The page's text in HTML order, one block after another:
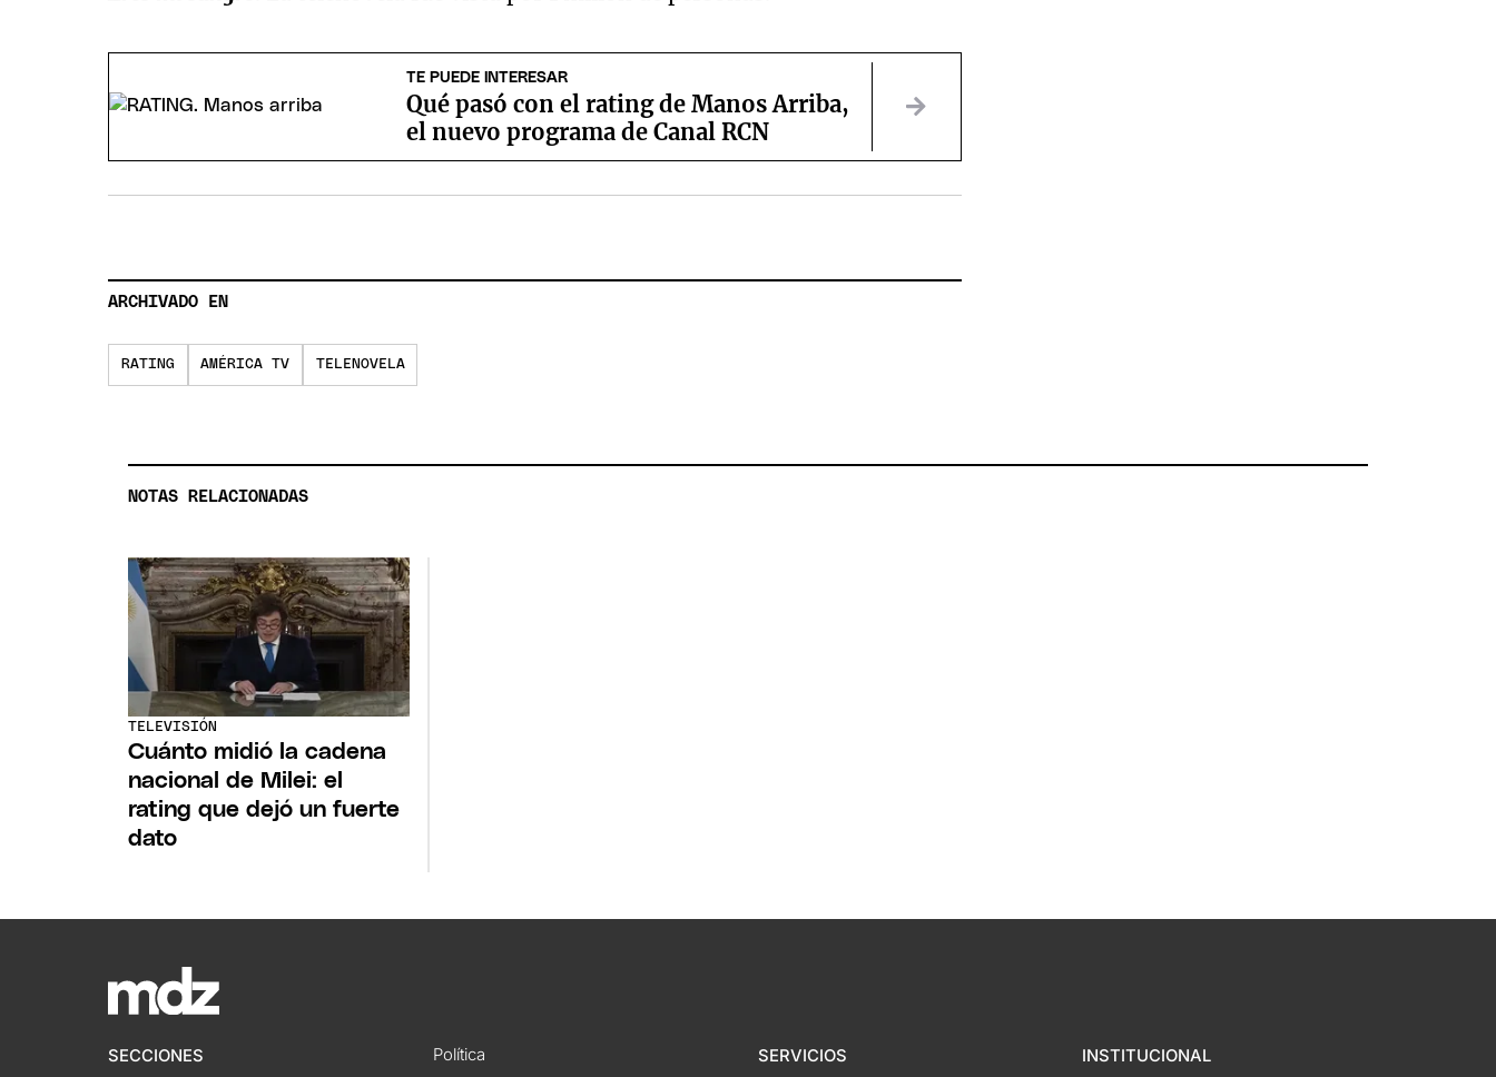
TE PUEDE INTERESAR
Qué pasó con el rating de Manos Arriba,
el nuevo programa de Canal RCN
ARCHIVADO EN
RATING AMÉRICA TV TELENOVELA
NOTAS RELACIONADAS
TELEVISIÓN
Cuánto midió la cadena
nacional de Milei: el
rating que dejó un fuerte
dato
SECCIONES Política SERVICIOS INSTITUCIONAL